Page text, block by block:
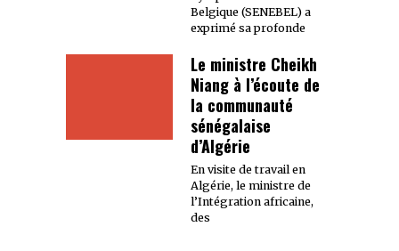
Belgique (SENEBEL) a
exprimé sa profonde
Le ministre Cheikh
Niang à l’écoute de
la communauté
sénégalaise
d’Algérie
En visite de travail en
Algérie, le ministre de
l’Intégration africaine,
des